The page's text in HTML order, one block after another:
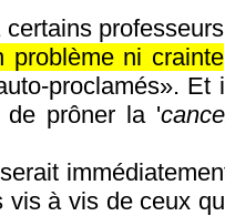
problème ni crainte
proclamés». Et
de prôner la '
vis à vis de ceux